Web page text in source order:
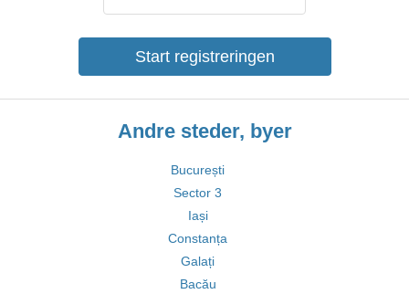
Start registreringen
Andre steder, byer
București
Sector 3
Iași
Constanța
Galați
Bacău